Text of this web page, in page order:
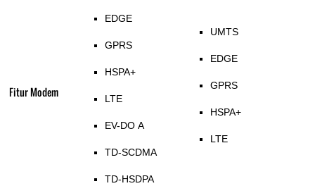
Fitur Modem
EDGE
GPRS
HSPA+
LTE
EV-DO A
TD-SCDMA
TD-HSDPA
UMTS
EDGE
GPRS
HSPA+
LTE